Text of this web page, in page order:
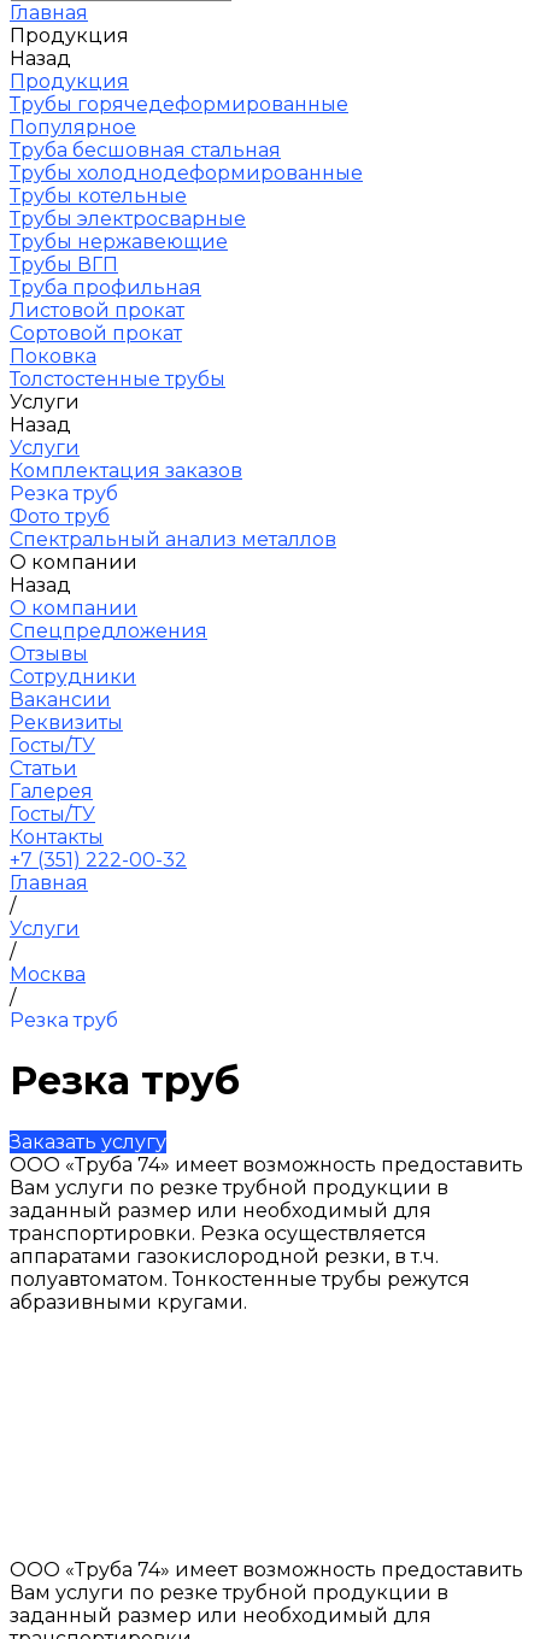
Главная
Продукция
Назад
Продукция
Трубы горячедеформированные
Популярное
Труба бесшовная стальная
Трубы холоднодеформированные
Трубы котельные
Трубы электросварные
Трубы нержавеющие
Трубы ВГП
Труба профильная
Листовой прокат
Сортовой прокат
Поковка
Толстостенные трубы
Услуги
Назад
Услуги
Комплектация заказов
Резка труб
Фото труб
Спектральный анализ металлов
О компании
Назад
О компании
Спецпредложения
Отзывы
Сотрудники
Вакансии
Реквизиты
Госты/ТУ
Статьи
Галерея
Госты/ТУ
Контакты
+7 (351) 222-00-32
Главная
/
Услуги
/
Москва
/
Резка труб
Резка труб
Заказать услугу
ООО «Труба 74» имеет возможность предоставить
Вам услуги по резке трубной продукции в
заданный размер или необходимый для
транспортировки. Резка осуществляется
аппаратами газокислородной резки, в т.ч.
полуавтоматом. Тонкостенные трубы режутся
абразивными кругами.
ООО «Труба 74» имеет возможность предоставить
Вам услуги по резке трубной продукции в
заданный размер или необходимый для